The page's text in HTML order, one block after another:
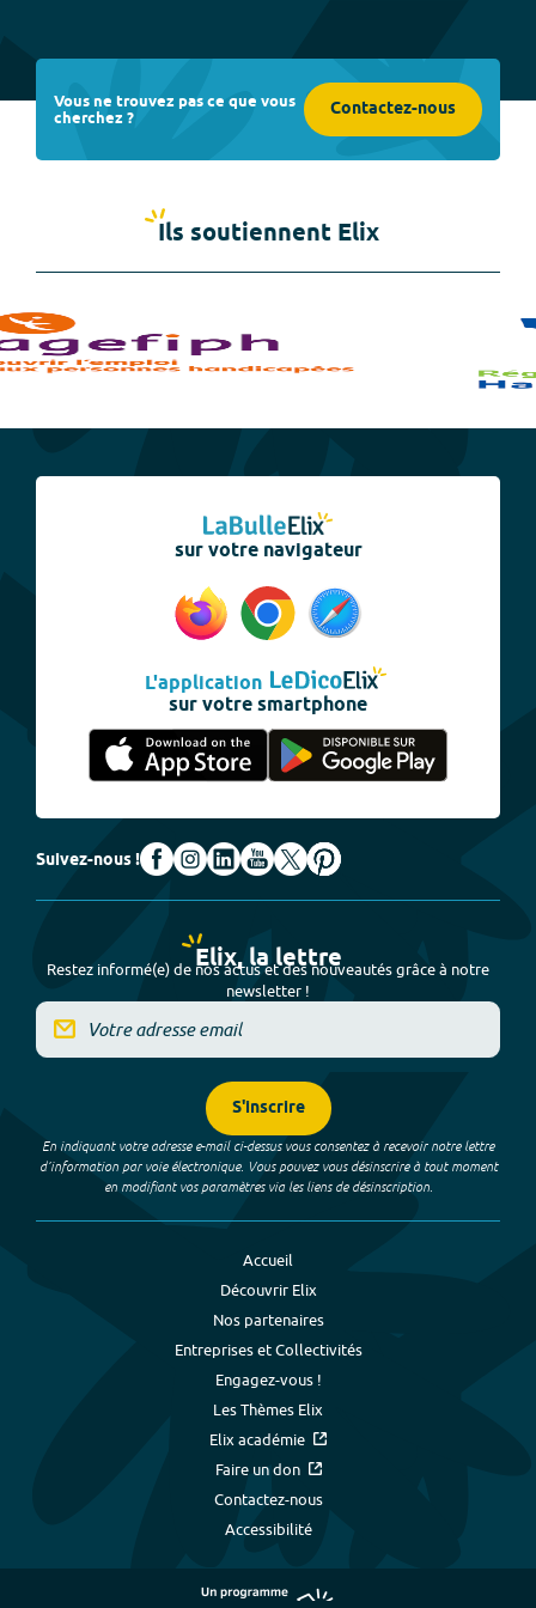
Vous ne trouvez pas ce que vous
cherchez ? Contactez-nous
Ils soutiennent Elix
sur votre navigateur
L'application
sur votre smartphone
Suivez-nous !
Elix, la lettre
Restez informé(e) de nos actus et des nouveautés grâce à notre
newsletter !
S'inscrire
En indiquant votre adresse e-mail ci-dessus vous consentez à recevoir notre lettre
d’information par voie électronique. Vous pouvez vous désinscrire à tout moment
en modifiant vos paramètres via les liens de désinscription.
Accueil
Découvrir Elix
Nos partenaires
Entreprises et Collectivités
Engagez-vous !
Les Thèmes Elix
Elix académie
Faire un don
Contactez-nous
Accessibilité